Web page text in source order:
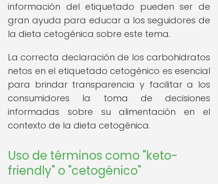
información del etiquetado pueden ser de
gran ayuda para educar a los seguidores de
la dieta cetogénica sobre este tema.
La correcta declaración de los carbohidratos
netos en el etiquetado cetogénico es esencial
para brindar transparencia y facilitar a los
consumidores la toma de decisiones
informadas sobre su alimentación en el
contexto de la dieta cetogénica.
Uso de términos como "keto-
friendly" o "cetogénico"